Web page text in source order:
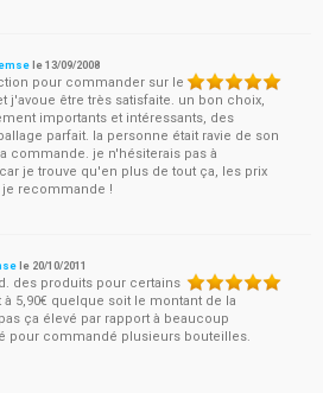
le13/09/2008
pour commander sur le
j'avoue être très satisfaite. un bon choix,
importants et intéressants, des
parfait. la personne était ravie de son
commande. je n'hésiterais pas à
je trouve qu'en plus de tout ça, les prix
je recommande !
le 20/10/2011
des produits pour certains
5,90€ quelque soit le montant de la
ça élevé par rapport à beaucoup
pour commandé plusieurs bouteilles.